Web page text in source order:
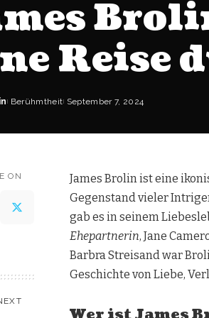
Reise
Berühmtheit September 7, 2024
ON
James Brolin ist eine
Gegenstand vieler
gab es in seinem
Ehepartnerin, Jane
Barbra Streisand war
Geschichte von Liebe,